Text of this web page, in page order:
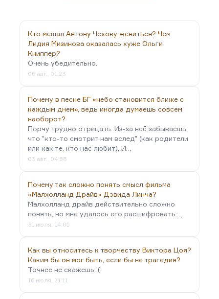
бы ни говорили, что рок-клуб на Рубинштейна
был комсомольским, гэбэшным. Это не так. Это
была…
Кто мешал Антону Чехову жениться? Чем
Лидия Мизинова оказалась хуже Ольги
Книппер?
Очень убедительно.
06 авг., 01:23
Почему в песне БГ «небо становится ближе с
каждым днем», ведь иногда думаешь совсем
наоборот?
Порчу трудно отрицать. Из-за неё забываешь,
что "кто-то смотрит нам вслед" (как родители
или как те, кто нас любит). И…
03 авг., 04:58
Почему так сложно понять смысл фильма
«Малхолланд Драйв» Дэвида Линча?
Малхолланд драйв действительно сложно
понять, но мне удалось его расшифровать:…
31 июля, 14:05
Как вы относитесь к творчеству Виктора Цоя?
Каким бы он мог быть, если бы не трагедия?
Точнее не скажешь :(
16 июля, 21:11